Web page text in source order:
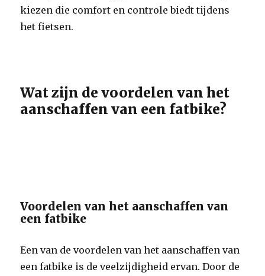
kiezen die comfort en controle biedt tijdens
het fietsen.
Wat zijn de voordelen van het
aanschaffen van een fatbike?
Voordelen van het aanschaffen van
een fatbike
Een van de voordelen van het aanschaffen van
een fatbike is de veelzijdigheid ervan. Door de